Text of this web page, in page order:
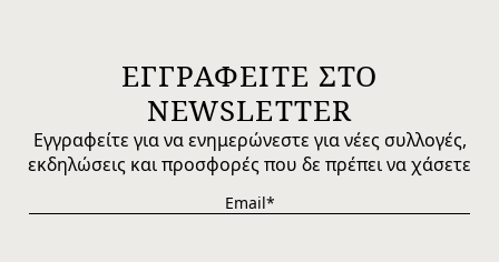
ΕΓΓΡΑΦΕΙΤΕ ΣΤΟ
NEWSLETTER
Εγγραφείτε για να ενημερώνεστε για νέες συλλογές,
εκδηλώσεις και προσφορές που δε πρέπει να χάσετε